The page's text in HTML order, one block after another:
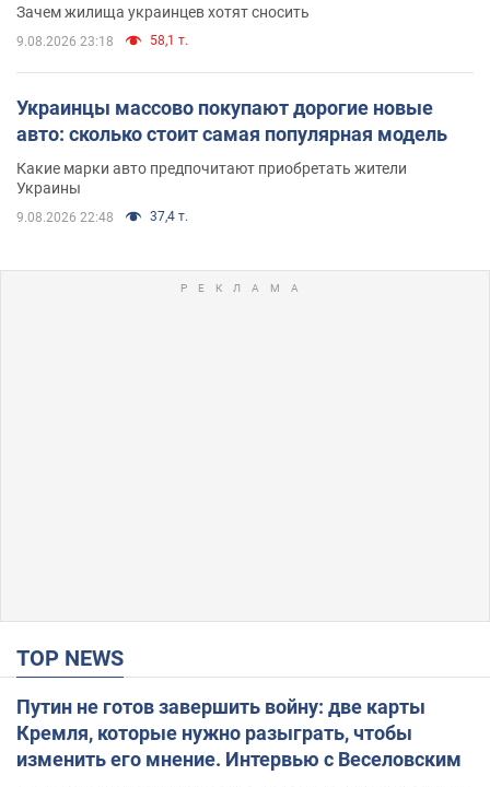
Зачем жилища украинцев хотят сносить
9.08.2026 23:18 58,1 т.
Украинцы массово покупают дорогие новые
авто: сколько стоит самая популярная модель
Какие марки авто предпочитают приобретать жители
Украины
9.08.2026 22:48 37,4 т.
TOP NEWS
Путин не готов завершить войну: две карты
Кремля, которые нужно разыграть, чтобы
изменить его мнение. Интервью с Веселовским